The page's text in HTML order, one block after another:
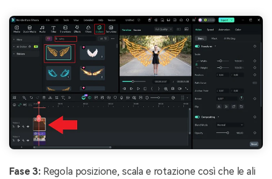
Fase 3:Regola posizione, scala e rotazione così che le ali